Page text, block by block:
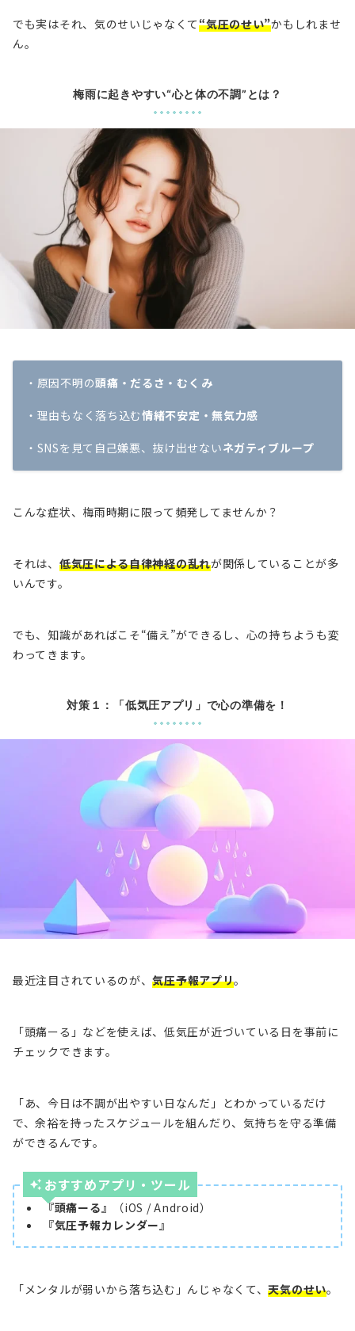
でも実はそれ、気のせいじゃなくて“気圧のせい”かもしれませ
ん。
梅雨に起きやすい“心と体の不調”とは？
・原因不明の頭痛・だるさ・むくみ
・理由もなく落ち込む情緒不安定・無気力感
・SNSを見て自己嫌悪、抜け出せないネガティブループ
こんな症状、梅雨時期に限って頻発してませんか？
それは、 低気圧による自律神経の乱れが関係していることが多
いんです。
でも、知識があればこそ“備え”ができるし、心の持ちようも変
わってきます。
対策１：「低気圧アプリ」で心の準備を！
最近注目されているのが、気圧予報アプリ。
「頭痛ーる」などを使えば、低気圧が近づいている日を事前に
チェックできます。
「あ、今日は不調が出やすい日なんだ」とわかっているだけ
で、余裕を持ったスケジュールを組んだり、気持ちを守る準備
ができるんです。
おすすめアプリ・ツール
『頭痛ーる』
（iOS / Android）
『気圧予報カレンダー』
「メンタルが弱いから落ち込む」んじゃなくて、天気のせい。